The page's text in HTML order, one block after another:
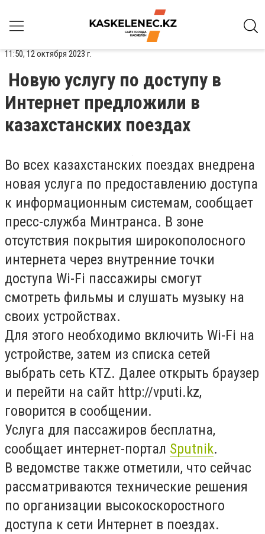
11:50, 12 октября 2023 г.
Новую услугу по доступу в
Интернет предложили в
казахстанских поездах
Во всех казахстанских поездах внедрена
новая услуга по предоставлению доступа
к информационным системам, сообщает
пресс-служба Минтранса. В зоне
отсутствия покрытия широкополосного
интернета через внутренние точки
доступа Wi-Fi пассажиры смогут
смотреть фильмы и слушать музыку на
своих устройствах.
Для этого необходимо включить Wi-Fi на
устройстве, затем из списка сетей
выбрать сеть KTZ. Далее открыть браузер
и перейти на сайт http://vputi.kz,
говорится в сообщении.
Услуга для пассажиров бесплатна,
сообщает интернет-портал Sputnik.
В ведомстве также отметили, что сейчас
рассматриваются технические решения
по организации высокоскоростного
доступа к сети Интернет в поездах.